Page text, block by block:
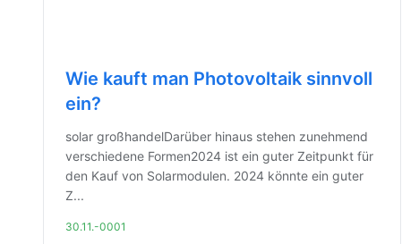
Wie kauft man Photovoltaik sinnvoll
ein?
solar großhandelDarüber hinaus stehen zunehmend
verschiedene Formen2024 ist ein guter Zeitpunkt für
den Kauf von Solarmodulen. 2024 könnte ein guter
Z...
30.11.-0001